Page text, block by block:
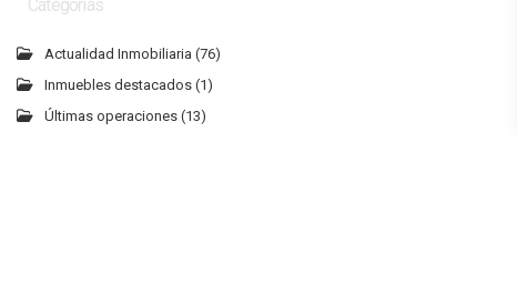
Categorías
Actualidad Inmobiliaria (76)
Inmuebles destacados (1)
Últimas operaciones (13)